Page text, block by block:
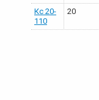
Кс 20-
110
20